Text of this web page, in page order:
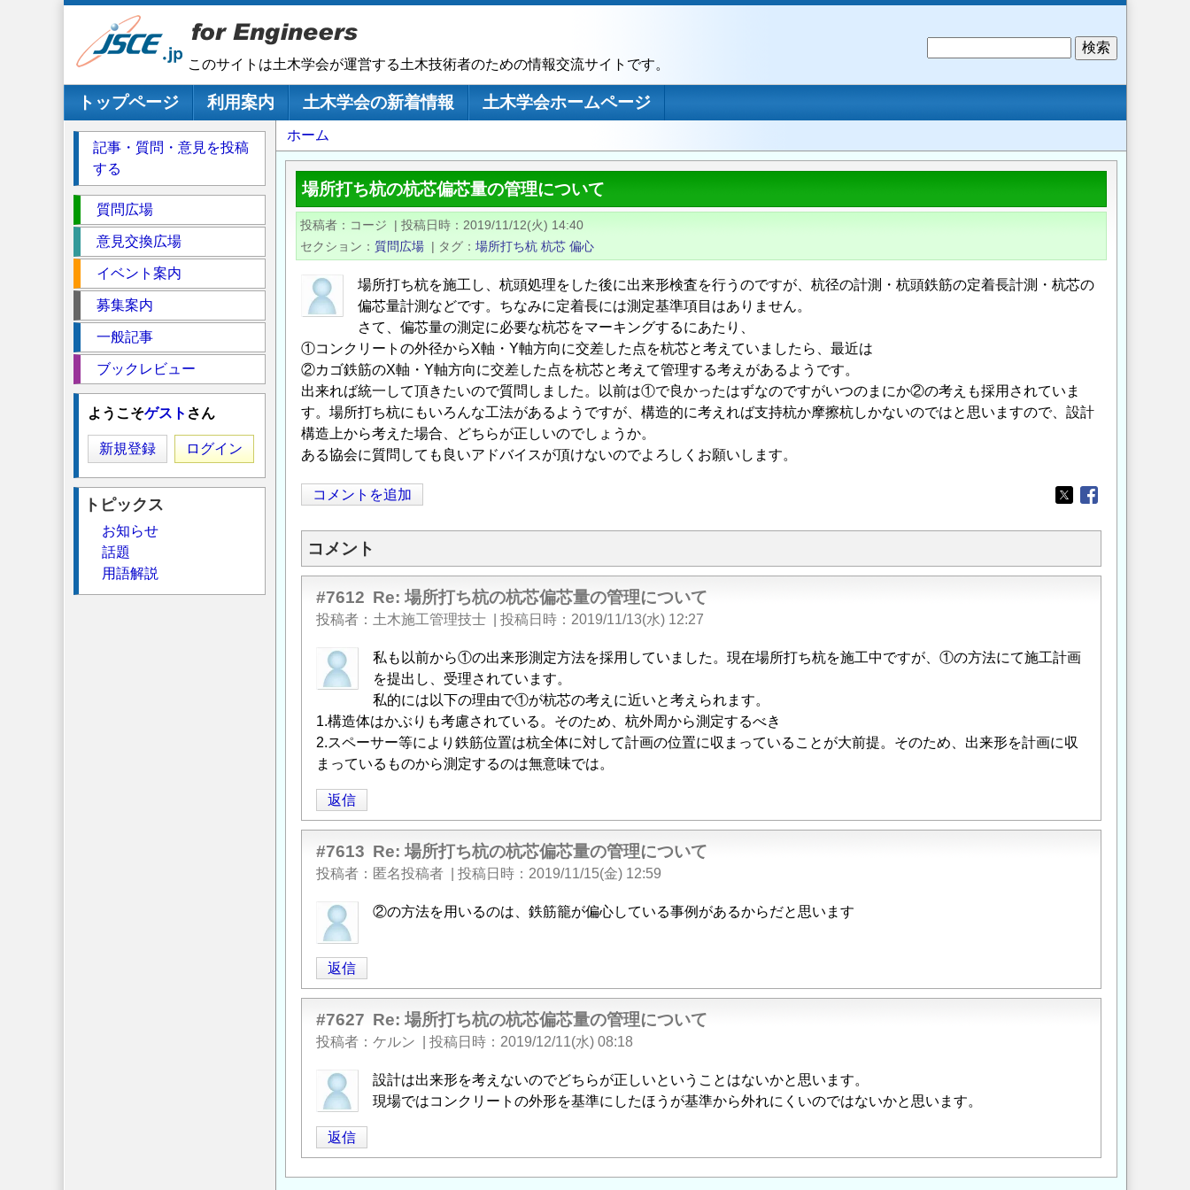
このサイトは土木学会が運営する土木技術者のための情報交流サイトです。
メインナビゲーション
トップページ 利用案内 土木学会の新着情報
土木学会ホームページ
パ
ン
く
ず
ホーム
場所打ち杭の杭芯偏芯量の管理について
投稿者 コージ | 投稿日時
2019/11/12(火) 14:40
セクション
質問広場 | タグ 場所打ち杭 杭芯 偏心
場所打ち杭を施工し、杭頭処理をした後に出来形検査を行うのですが、杭径の計測・杭頭鉄筋の定着長計測・杭芯の
偏芯量計測などです。ちなみに定着長には測定基準項目はありません。
さて、偏芯量の測定に必要な杭芯をマーキングするにあたり、
①コンクリートの外径からX軸・Y軸方向に交差した点を杭芯と考えていましたら、最近は
②カゴ鉄筋のX軸・Y軸方向に交差した点を杭芯と考えて管理する考えがあるようです。
出来れば統一して頂きたいので質問しました。以前は①で良かったはずなのですがいつのまにか②の考えも採用されていま
す。場所打ち杭にもいろんな工法があるようですが、構造的に考えれば支持杭か摩擦杭しかないのではと思いますので、設計
構造上から考えた場合、どちらが正しいのでしょうか。
ある協会に質問しても良いアドバイスが頂けないのでよろしくお願いします。
コメントを追加
Opens in a new
Opens in a new
コメント
#7612 Re: 場所打ち杭の杭芯偏芯量の管理について
投稿者 土木施工管理技士 投稿日時 2019/11/13(水) 12:27
私も以前から①の出来形測定方法を採用していました。現在場所打ち杭を施工中ですが、①の方法にて施工計画
を提出し、受理されています。
私的には以下の理由で①が杭芯の考えに近いと考えられます。
1.構造体はかぶりも考慮されている。そのため、杭外周から測定するべき
2.スペーサー等により鉄筋位置は杭全体に対して計画の位置に収まっていることが大前提。そのため、出来形を計画に収
まっているものから測定するのは無意味では。
返信
#7613 Re: 場所打ち杭の杭芯偏芯量の管理について
投稿者 匿名投稿者 投稿日時 2019/11/15(金) 12:59
②の方法を用いるのは、鉄筋籠が偏心している事例があるからだと思います
返信
#7627 Re: 場所打ち杭の杭芯偏芯量の管理について
投稿者 ケルン 投稿日時 2019/12/11(水) 08:18
設計は出来形を考えないのでどちらが正しいということはないかと思います。
現場ではコンクリートの外形を基準にしたほうが基準から外れにくいのではないかと思います。
返信
記事・質問・意見を投稿
する
ク
シ
質問広場
意見交換広場
イベント案内
募集案内
一般記事
ブックレビュー
ようこそゲスト さん
新規登録 ログイン
トピックス
お知らせ
話題
用語解説